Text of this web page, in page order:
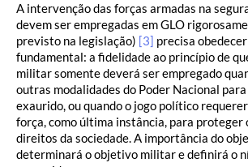
A intervenção das forças armadas na
devem ser empregadas em GLO
previsto na legislação) [3] precisa
fundamental: a fidelidade ao princípio de
militar somente deverá ser empregado
outras modalidades do Poder Nacional
exaurido, ou quando o jogo político
força, como última instância, para proteger
direitos da sociedade. A importância do
determinará o objetivo militar e definirá o